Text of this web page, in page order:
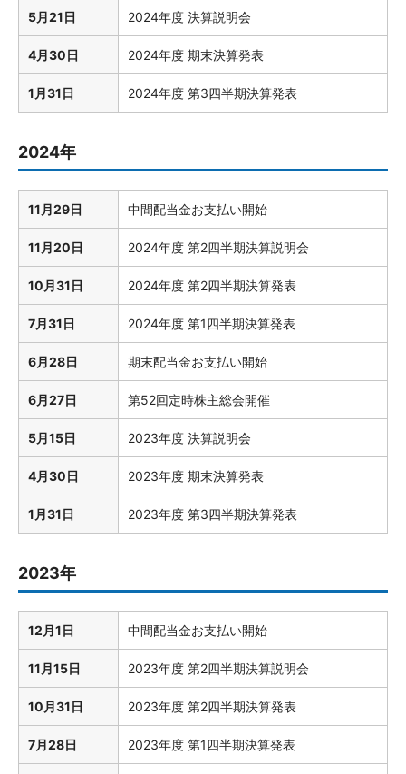
5月21日 2024年度 決算説明会
4月30日 2024年度 期末決算発表
1月31日 2024年度 第3四半期決算発表
2024年
11月29日 中間配当金お支払い開始
11月20日 2024年度 第2四半期決算説明会
10月31日 2024年度 第2四半期決算発表
7月31日 2024年度 第1四半期決算発表
6月28日 期末配当金お支払い開始
6月27日 第52回定時株主総会開催
5月15日 2023年度 決算説明会
4月30日 2023年度 期末決算発表
1月31日 2023年度 第3四半期決算発表
2023年
12月1日 中間配当金お支払い開始
11月15日 2023年度 第2四半期決算説明会
10月31日 2023年度 第2四半期決算発表
7月28日 2023年度 第1四半期決算発表